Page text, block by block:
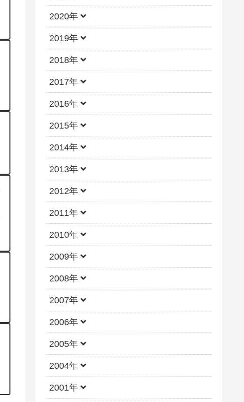
2020年
2019年
2018年
2017年
2016年
2015年
2014年
2013年
2012年
2011年
2010年
2009年
2008年
2007年
2006年
2005年
2004年
2001年